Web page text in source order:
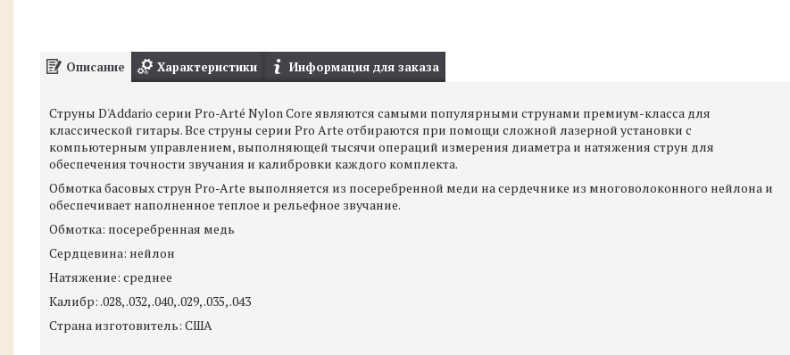
Описание Характеристики Информация для заказа
Струны D'Addario серии Pro-Arté Nylon Core являются самыми популярными струнами премиум-класса для
классической гитары. Все струны серии Pro Arte отбираются при помощи сложной лазерной установки с
компьютерным управлением, выполняющей тысячи операций измерения диаметра и натяжения струн для
обеспечения точности звучания и калибровки каждого комплекта.
Обмотка басовых струн Pro-Arte выполняется из посеребренной меди на сердечнике из многоволоконного нейлона и
обеспечивает наполненное теплое и рельефное звучание.
Обмотка: посеребренная медь
Сердцевина: нейлон
Натяжение: среднее
Калибр: .028, .032, .040, .029, .035, .043​
Страна изготовитель: США